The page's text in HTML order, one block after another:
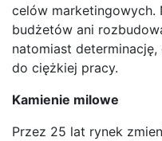
celów marketingowych.
budżetów ani
natomiast
do ciężkiej pracy.
Kamienie milowe
Przez 25 lat rynek